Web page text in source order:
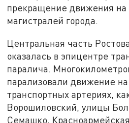
прекращение движения
магистралей города.
Центральная часть
оказалась в эпицентре
паралича.
парализовали движение
транспортных артериях,
Ворошиловский, улицы
Семашко,